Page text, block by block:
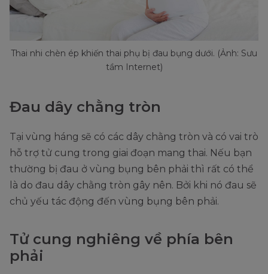
Thai nhi chèn ép khiến thai phụ bị đau bụng dưới. (Ảnh: Sưu
tầm Internet)
Đau dây chằng tròn
Tại vùng háng sẽ có các dây chằng tròn và có vai trò
hỗ trợ tử cung trong giai đoạn mang thai. Nếu bạn
thường bị đau ở vùng bụng bên phải thì rất có thể
là do đau dây chằng tròn gây nên. Bởi khi nó đau sẽ
chủ yếu tác động đến vùng bụng bên phải.
Tử cung nghiêng về phía bên
phải